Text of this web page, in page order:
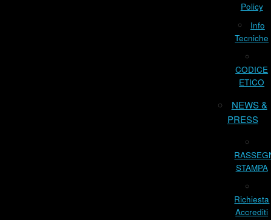
Policy
Info
Tecniche
CODICE
ETICO
NEWS &
PRESS
STAMPA
Richiesta
Accrediti